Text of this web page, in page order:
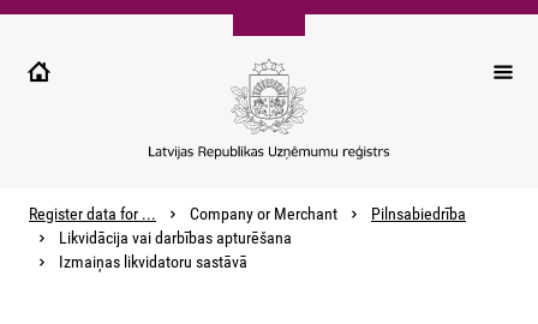
Pārlekt
galveno
Register data for ... Company or Merchant
Pilnsabiedrība
Likvidācija vai darbības apturēšana
Izmaiņas likvidatoru sastāvā